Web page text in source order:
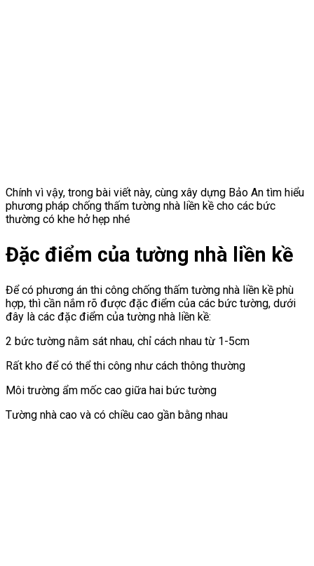
Chính vì vậy, trong bài viết này, cùng xây dựng Bảo An tìm hiểu
phương pháp chống thấm tường nhà liền kề cho các bức
thường có khe hở hẹp nhé
Đặc điểm của tường nhà liền kề
Để có phương án thi công chống thấm tường nhà liền kề phù
hợp, thì cần nắm rõ được đặc điểm của các bức tường, dưới
đây là các đặc điểm của tường nhà liền kề:
2 bức tường nằm sát nhau, chỉ cách nhau từ 1-5cm
Rất kho để có thể thi công như cách thông thường
Môi trường ẩm mốc cao giữa hai bức tường
Tường nhà cao và có chiều cao gần bằng nhau